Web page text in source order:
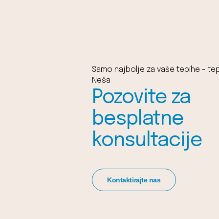
Samo najbolje za vaše tepihe -
Neša
Pozovite za
besplatne
konsultacije
Kontaktirajte nas